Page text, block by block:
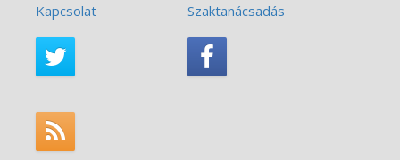
Kapcsolat
Szaktanácsadás